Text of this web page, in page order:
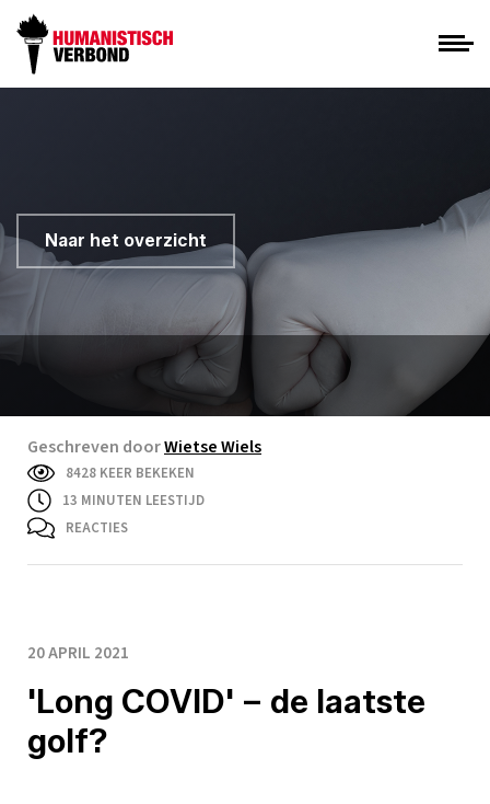
Naar het overzicht
Geschreven doorWietse Wiels
8428 KEER BEKEKEN
13 MINUTEN LEESTIJD
REACTIES
20 APRIL 2021
'Long COVID' – de laatste
golf?